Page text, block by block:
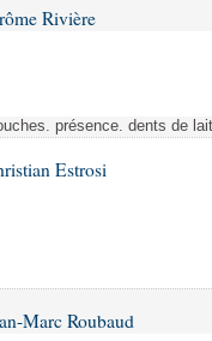
Rivière
présence. dents de
Estrosi
Marc Roubaud